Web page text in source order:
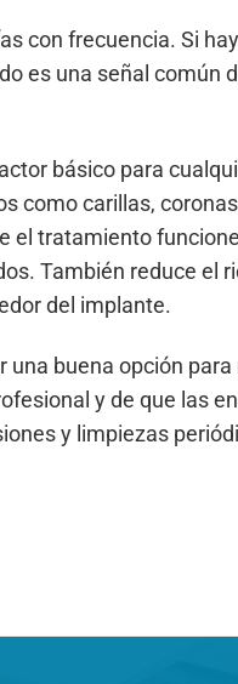
con frecuencia. Si
es una señal común
básico para
como carillas,
el tratamiento
También reduce el
del implante.
una buena opción
y de que las
y limpiezas